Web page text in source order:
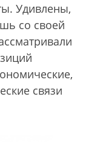
Удивлены,
со своей
связи